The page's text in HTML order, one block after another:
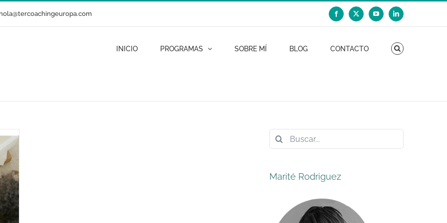
hola@tercoachingeuropa.com Facebook
X YouTubeLinkedIn
INICIO PROGRAMAS SOBRE MÍ BLOG CONTACTO
Buscar:
Marité Rodriguez